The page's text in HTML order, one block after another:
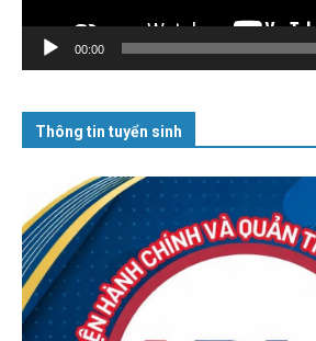
00:00
Thông tin tuyển sinh